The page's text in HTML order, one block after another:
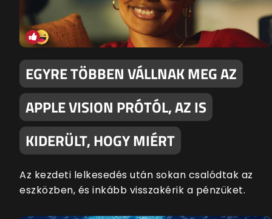
EGYRE TÖBBEN VÁLLNAK MEG AZ
APPLE VISION PRÓTÓL, AZ IS
KIDERÜLT, HOGY MIÉRT
Az kezdeti lelkesedés után sokan csalódtak az
eszközben, és inkább visszakérik a pénzüket.